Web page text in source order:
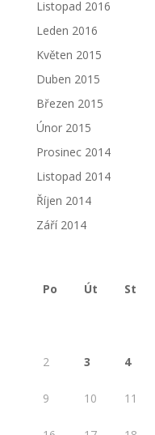
Listopad 2016
Leden 2016
Květen 2015
Duben 2015
Březen 2015
Únor 2015
Prosinec 2014
Listopad 2014
Říjen 2014
Září 2014
Po Út St
2 3 4
9 10 11